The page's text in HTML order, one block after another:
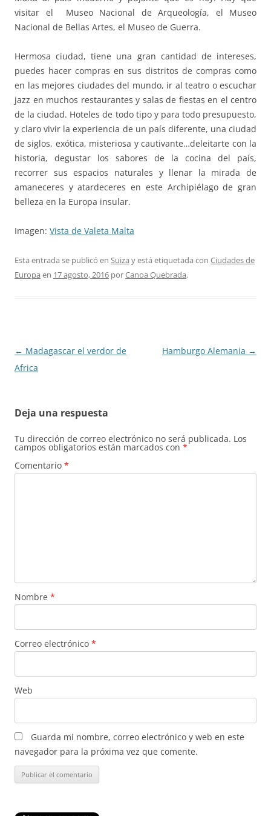
visitar el Museo Nacional de Arqueología, el Museo
Nacional de Bellas Artes, el Museo de Guerra.
Hermosa ciudad, tiene una gran cantidad de intereses,
puedes hacer compras en sus distritos de compras como
en las mejores ciudades del mundo, ir al teatro o escuchar
jazz en muchos restaurantes y salas de fiestas en el centro
de la ciudad. Hoteles de todo tipo y para todo presupuesto,
y claro vivir la experiencia de un país diferente, una ciudad
de siglos, exótica, misteriosa y cautivante…deleitarte con la
historia, degustar los sabores de la cocina del país,
recorrer sus espacios naturales y llenar la mirada de
amaneceres y atardeceres en este Archipiélago de gran
belleza en la Europa insular.
Imagen: Vista de Valeta Malta
Esta entrada se publicó en Suiza y está etiquetada con Ciudades de
Europa en 17 agosto, 2016 porCanoa Quebrada.
Navegación
de
← Madagascar el verdor de
Africa
Hamburgo Alemania →
Deja una respuesta
Tu dirección de correo electrónico no será publicada. Los
campos obligatorios están marcados con *
Comentario *
Nombre *
Correo electrónico *
Web
Guarda mi nombre, correo electrónico y web en este
navegador para la próxima vez que comente.